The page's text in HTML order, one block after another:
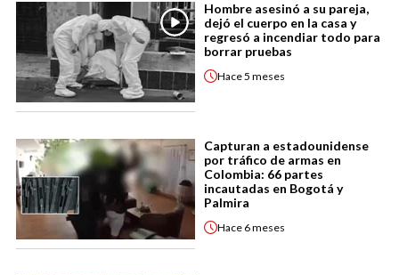
Hombre asesinó a su pareja,
dejó el cuerpo en la casa y
regresó a incendiar todo para
borrar pruebas
Hace5 meses
Capturan a estadounidense
por tráfico de armas en
Colombia: 66 partes
incautadas en Bogotá y
Palmira
Hace 6 meses